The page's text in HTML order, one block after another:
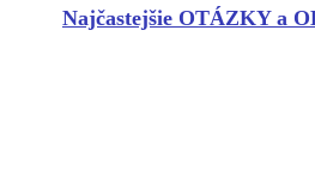
Najčastejšie OTÁZKY a